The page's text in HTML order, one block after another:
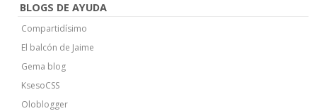
BLOGS DE AYUDA
Compartidísimo
El balcón de Jaime
Gema blog
KsesoCSS
Oloblogger